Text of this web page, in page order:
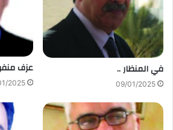
في المنظار ..
09/01/2025
عزف
2025